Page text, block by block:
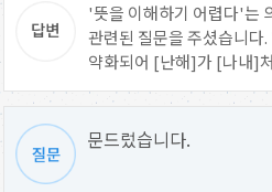
'뜻을 이해하기 어렵다'는
관련된 질문을 주셨습니
약화되어 [난해]가 [나내]
문드렀습니다.